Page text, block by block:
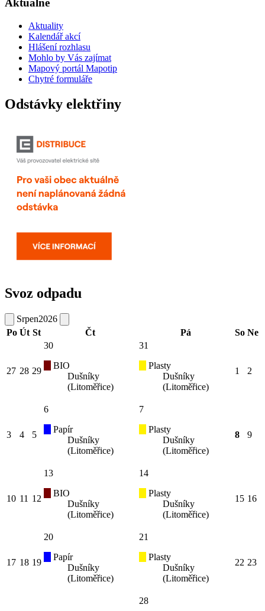
Aktuálně
Aktuality
Kalendář akcí
Hlášení rozhlasu
Mohlo by Vás zajímat
Mapový portál Mapotip
Chytré formuláře
Odstávky elektřiny
Svoz odpadu
Srpen2026
Po Út St Čt Pá So Ne
27 28 29
30
BIO
Dušníky
(Litoměřice)
31
Plasty
Dušníky
(Litoměřice)
1 2
3 4 5
6
Papír
Dušníky
(Litoměřice)
7
Plasty
Dušníky
(Litoměřice)
8 9
10 11 12
13
BIO
Dušníky
(Litoměřice)
14
Plasty
Dušníky
(Litoměřice)
15 16
17 18 19
20
Papír
Dušníky
(Litoměřice)
21
Plasty
Dušníky
(Litoměřice)
22 23
28